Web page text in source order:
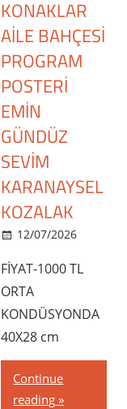
KONAKLAR
AİLE BAHÇESİ
PROGRAM
POSTERİ
EMİN
GÜNDÜZ
SEVİM
KARANAYSEL
KOZALAK
12/07/2026
FİYAT-1000 TL
ORTA
KONDÜSYONDA
40X28 cm
Continue
reading